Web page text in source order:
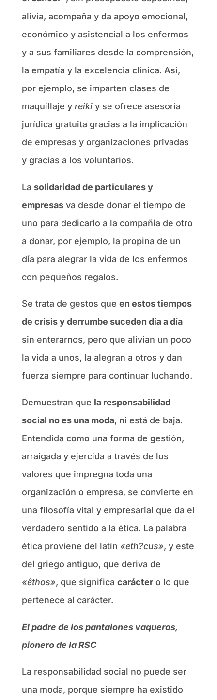
alivia, acompaña y da apoyo emocional,
económico y asistencial a los enfermos
y a sus familiares desde la comprensión,
la empatía y la excelencia clínica. Así,
por ejemplo, se imparten clases de
maquillaje y reikiy se ofrece asesoría
jurídica gratuita gracias a la implicación
de empresas y organizaciones privadas
y gracias a los voluntarios.
La solidaridad de particulares y
empresasva desde donar el tiempo de
uno para dedicarlo a la compañía de otro
a donar, por ejemplo, la propina de un
día para alegrar la vida de los enfermos
con pequeños regalos.
Se trata de gestos que en estos tiempos
de crisis y derrumbe suceden día a día
sin enterarnos, pero que alivian un poco
la vida a unos, la alegran a otros y dan
fuerza siempre para continuar luchando.
Demuestran que la responsabilidad
social no es una moda, ni está de baja.
Entendida como una forma de gestión,
arraigada y ejercida a través de los
valores que impregna toda una
organización o empresa, se convierte en
una filosofía vital y empresarial que da el
verdadero sentido a la ética. La palabra
ética proviene del latín «eth?cus», y este
del griego antiguo, que deriva de
«êthos», que significa caráctero lo que
pertenece al carácter.
El padre de los pantalones vaqueros,
pionero de la RSC
La responsabilidad social no puede ser
una moda, porque siempre ha existido